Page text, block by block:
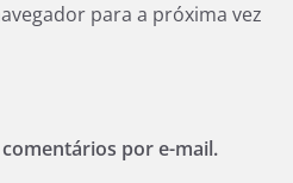
para a próxima vez
por e-mail.